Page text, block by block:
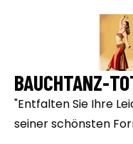
BAUCHTANZ-
"Entfalten Sie Ihre
seiner schönsten